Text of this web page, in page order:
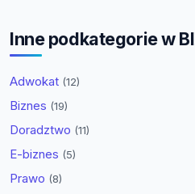
Inne podkategorie w
Adwokat (12)
Biznes (19)
Doradztwo (11)
E-biznes (5)
Prawo (8)